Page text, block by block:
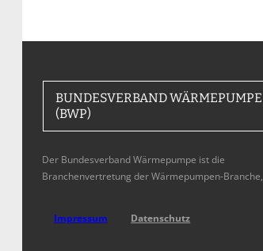
BUNDESVERBAND WÄRMEPUMPE
(BWP)
Der Bundesverband Wärmepumpe ist die
Branchenvertretung der Wärmepumpen-Branche,
Impressum Datenschutz